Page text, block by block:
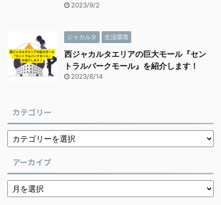
2023/9/2
ジャカルタ 生活環境
西ジャカルタエリアの巨大モール『セン
トラルパークモール』を紹介します！
2023/8/14
カテゴリー
アーカイブ